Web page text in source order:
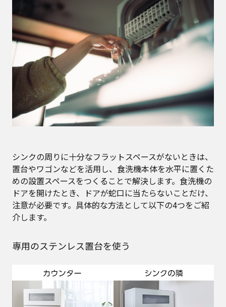
シンクの周りに十分なフラットスペースがないときは、
置台やワゴンなどを活用し、食洗機本体を水平に置くた
めの設置スペースをつくることで解決します。食洗機の
ドアを開けたとき、ドアが蛇口に当たらないことだけ、
注意が必要です。具体的な方法として以下の4つをご紹
介します。
専用のステンレス置台を使う